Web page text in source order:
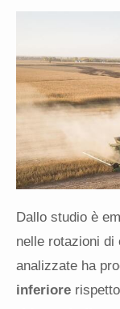
Dallo studio è
nelle rotazioni di
analizzate ha
inferiore